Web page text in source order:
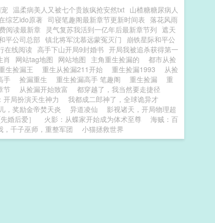
温柔病美人又被七个贵族疯抢安然txt 山楂糖糖尿病人
综艺ido原著 司寝笔趣阁最新章节更新时间表 落花风雨
阅读最新章 灵气复苏我活到一亿年后最新章节列 遮天
平公司总部 镇北将军沈慕远蒙冤灭门
崩铁星际和平公
在线阅读 高手下山开局9封婚书 开局我被追杀获得第一
肖 网站tag地图 网站地图 主角重生捡漏的
都市从捡
生捡漏王 重生从捡漏211开始 重生捡漏1993
从捡
手 捡漏重生 重生捡漏高手 笔趣阁 重生捡漏
重
节 从捡漏开始致富
都穿越了，我当然要走捷径
开局扮演天生神力
我都成二郎神了，全球诡异才
，奖励金帝焚天炎 异道凌仙
影视诸天，开局物理超
婚后爱］ 火影：从蝶家开始成为体术至尊
海贼：百
，千子巫师，重整军团 小猫拯救世界